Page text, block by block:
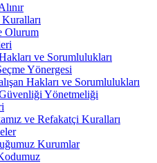
Olurum
ve Sorumlulukları
Yönergesi
Hakları ve Sorumlulukları
Yönetmeliği
ve Refakatçi Kuralları
Kurumlar